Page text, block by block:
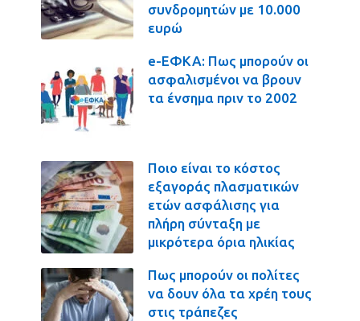
συνδρομητών με 10.000
ευρώ
e-ΕΦΚΑ: Πως μπορούν οι
ασφαλισμένοι να βρουν
τα ένσημα πριν το 2002
Ποιο είναι το κόστος
εξαγοράς πλασματικών
ετών ασφάλισης για
πλήρη σύνταξη με
μικρότερα όρια ηλικίας
Πως μπορούν οι πολίτες
να δουν όλα τα χρέη τους
στις τράπεζες